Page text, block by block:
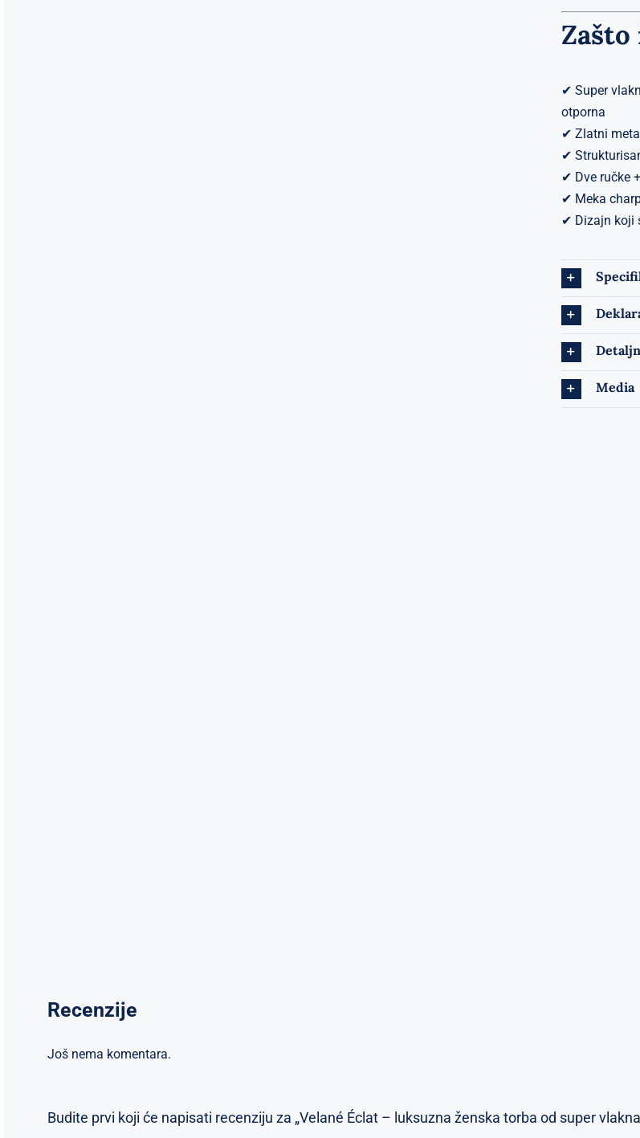
✔ Super
otporna
✔ Zlatni
✔
✔ Dve ručke
✔ Meka
✔ Dizajn koji
Media
Recenzije
Još nema komentara.
Budite prvi koji će napisati recenziju za „Velané Éclat – luksuzna ženska torba od super